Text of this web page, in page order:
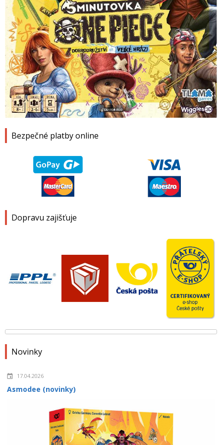
Bezpečné platby online
Dopravu zajišťuje
Novinky
17.04.2026
Asmodee (novinky)